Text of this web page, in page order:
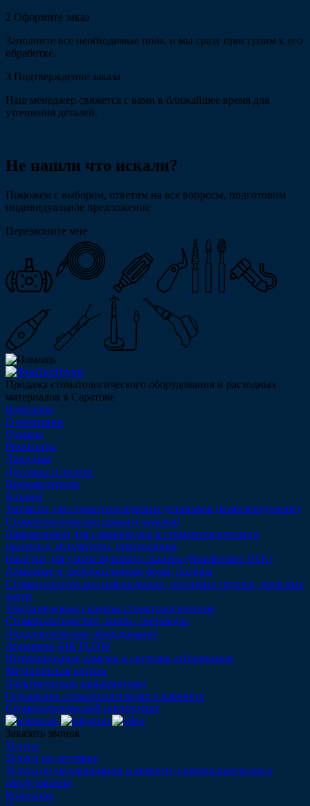
2 Оформите заказ
Заполните все необходимые поля, и мы сразу приступим к его
обработке.
3 Подтверждение заказа
Наш менеджер свяжется с вами в ближайшее время для
уточнения деталей.
Не нашли что искали?
Поможем с выбором, ответим на все вопросы, подготовим
индивидуальное предложение
Перезвоните мне
Продажа стоматологического оборудования и расходных
материалов в Саратове
Компания
О компании
Отзывы
Реквизиты
Дипломы
Доставка и оплата
Производители
Каталог
Запчасти для стоматологических установок (комплектующие)
Стоматологические шланги (рукава)
Наконечники для слюноотсоса и стоматологического
пылесоса, мундштуки, переходники
Насадки для ультразвукового скалера (Woodpecker DTE)
Алмазные и твердосплавные боры, полиры
Стоматологические наконечники, роторные группы, запасные
части
Ультразвуковые скалеры стоматологические
Стоматологические лампы, световоды
Эндодонтическое оборудование
Аппараты AIR FLOW
Интраоральные камеры и системы отбеливания
Медицинская оптика
Электрические микромоторы
Оснащение стоматологического кабинета
Стоматологический инструмент
Заказать звонок
Услуги
Услуги по доставке
Услуга по модернизации и ремонту стоматологического
оборудования
Компания